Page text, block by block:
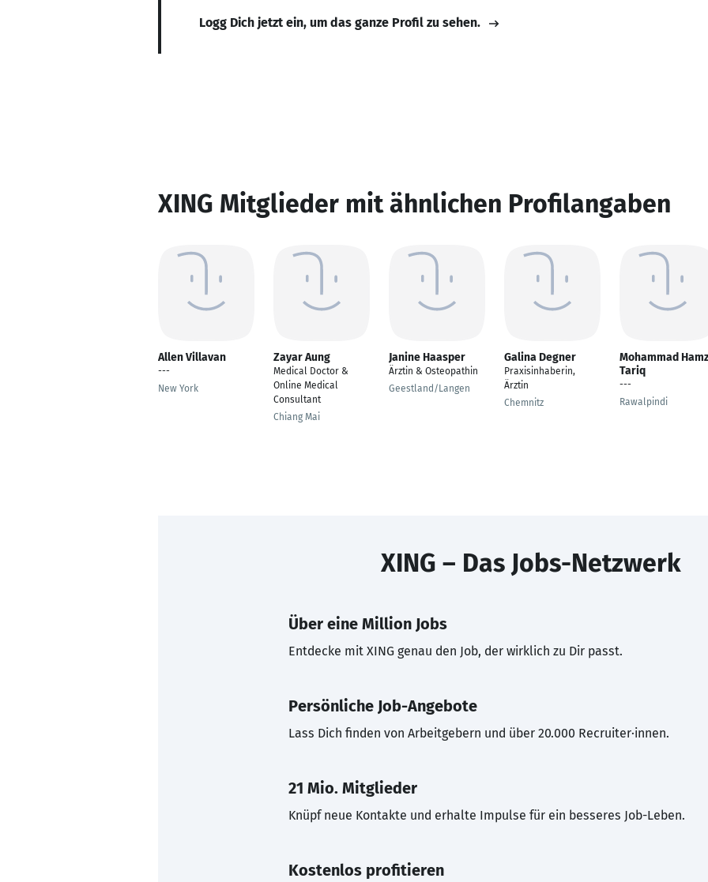
Logg Dich jetzt ein, um das ganze Profil zu sehen.
XING Mitglieder mit ähnlichen Profilangaben
Allen Villavan
---
New York
Zayar Aung
Medical Doctor &
Online Medical
Consultant
Chiang Mai
Janine Haasper
Ärztin & Osteopathin
Geestland/Langen
Galina Degner
Praxisinhaberin,
Ärztin
Chemnitz
Mohammad
Tariq
---
Rawalpindi
XING – Das Jobs-Netzwerk
Über eine Million Jobs
Entdecke mit XING genau den Job, der wirklich zu Dir passt.
Persönliche Job-Angebote
Lass Dich finden von Arbeitgebern und über 20.000 Recruiter·innen.
21 Mio. Mitglieder
Knüpf neue Kontakte und erhalte Impulse für ein besseres Job-Leben.
Kostenlos profitieren